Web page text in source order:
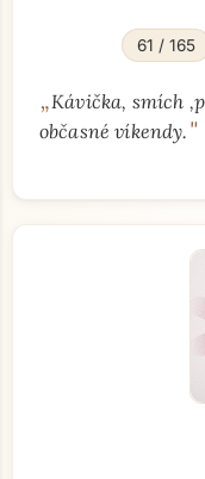
61 / 165
„Kávička, smích
občasné víkendy. "